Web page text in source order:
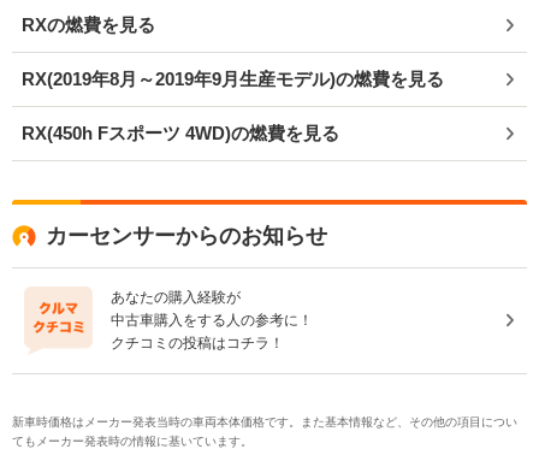
RXの燃費を見る
RX(2019年8月～2019年9月生産モデル)の燃費を見る
RX(450h Fスポーツ 4WD)の燃費を見る
カーセンサーからのお知らせ
あなたの購入経験が
中古車購入をする人の参考に！
クチコミの投稿はコチラ！
新車時価格はメーカー発表当時の車両本体価格です。また基本情報など、その他の項目につい
てもメーカー発表時の情報に基いています。